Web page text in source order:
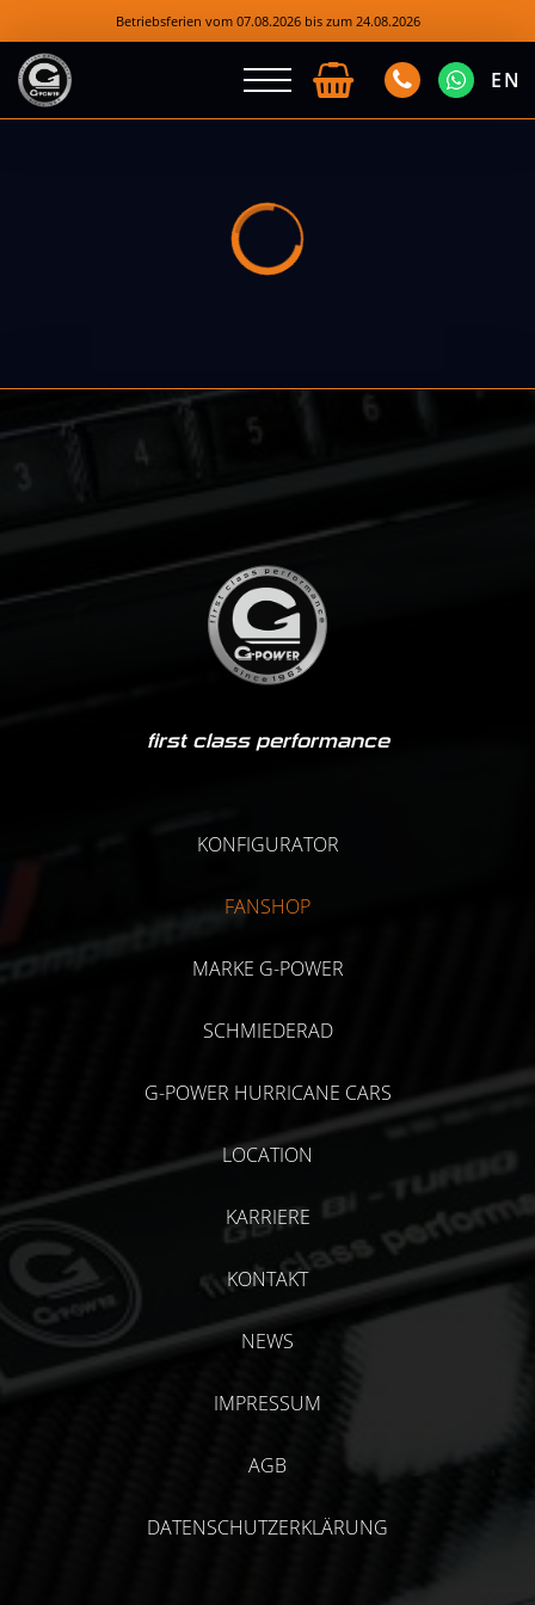
Betriebsferien vom 07.08.2026 bis zum 24.08.2026
EN
first class performance
KONFIGURATOR
FANSHOP
MARKE G-POWER
SCHMIEDERAD
G-POWER HURRICANE CARS
LOCATION
KARRIERE
KONTAKT
NEWS
IMPRESSUM
AGB
DATENSCHUTZERKLÄRUNG